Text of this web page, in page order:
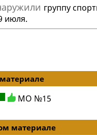
группу
июля.
МО №15
материале